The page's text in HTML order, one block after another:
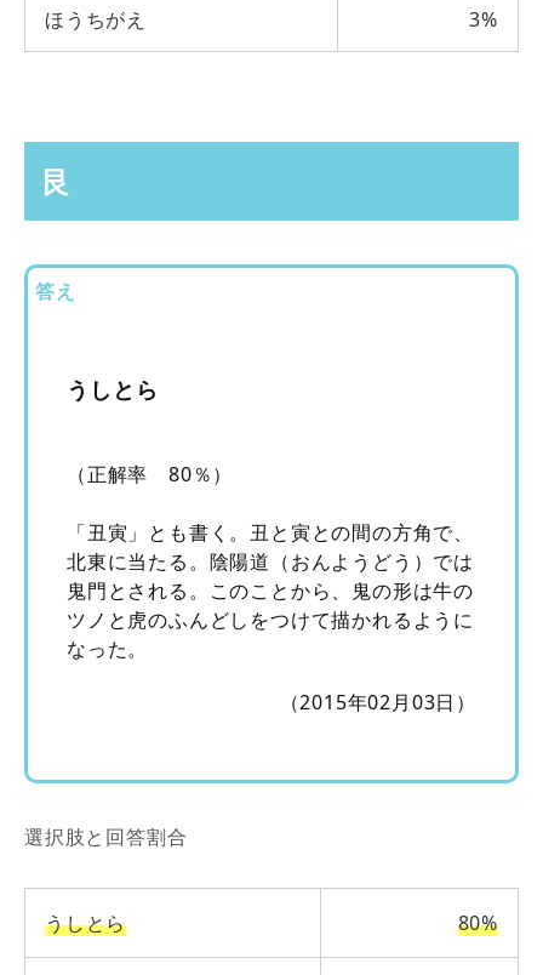
ほうちがえ 3%
艮
答え
うしとら
（正解率 80％）
「丑寅」とも書く。丑と寅との間の方角で、
北東に当たる。陰陽道（おんようどう）では
鬼門とされる。このことから、鬼の形は牛の
ツノと虎のふんどしをつけて描かれるように
なった。
（2015年02月03日）
選択肢と回答割合
うしとら 80%